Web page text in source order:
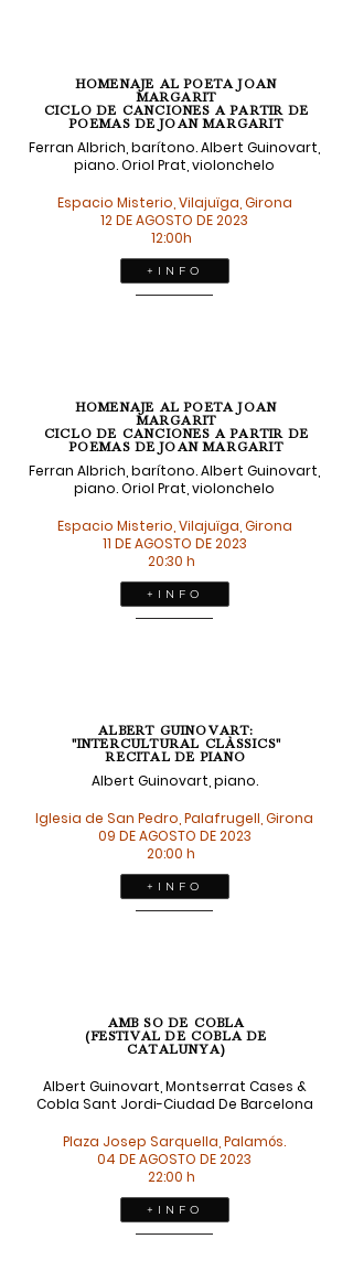
HOMENAJE AL POETA JOAN
MARGARIT
CICLO DE CANCIONES A PARTIR DE
POEMAS DE JOAN MARGARIT
Ferran Albrich, barítono. Albert Guinovart,
piano. Oriol Prat, violonchelo
Espacio Misterio, Vilajuïga, Girona
12 DE AGOSTO DE 2023
12:00h
+ I N F O
HOMENAJE AL POETA JOAN
MARGARIT
CICLO DE CANCIONES A PARTIR DE
POEMAS DE JOAN MARGARIT
Ferran Albrich, barítono. Albert Guinovart,
piano. Oriol Prat, violonchelo
Espacio Misterio, Vilajuïga, Girona
11 DE AGOSTO DE 2023
20:30 h
+ I N F O
ALBERT GUINOVART:
"INTERCULTURAL CLÀSSICS"
RECITAL DE PIANO
Albert Guinovart, piano.
Iglesia de San Pedro, Palafrugell, Girona
09 DE AGOSTO DE 2023
20:00 h
+ I N F O
AMB SO DE COBLA
(FESTIVAL DE COBLA DE
CATALUNYA)
Albert Guinovart, Montserrat Cases &
Cobla Sant Jordi-Ciudad De Barcelona
Plaza Josep Sarquella, Palamós.
04 DE AGOSTO DE 2023
22:00 h
+ I N F O